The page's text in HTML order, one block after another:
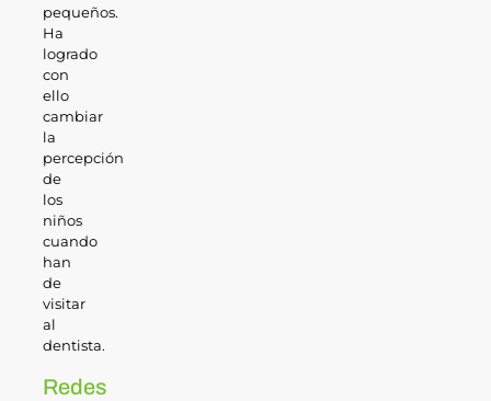
pequeños.
Ha
logrado
con
ello
cambiar
la
percepción
de
los
niños
cuando
han
de
visitar
al
dentista.
Redes